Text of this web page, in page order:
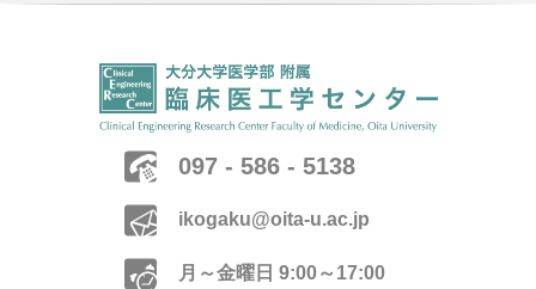
097 - 586 - 5138
ikogaku@oita-u.ac.jp
月～金曜日 9:00～17:00